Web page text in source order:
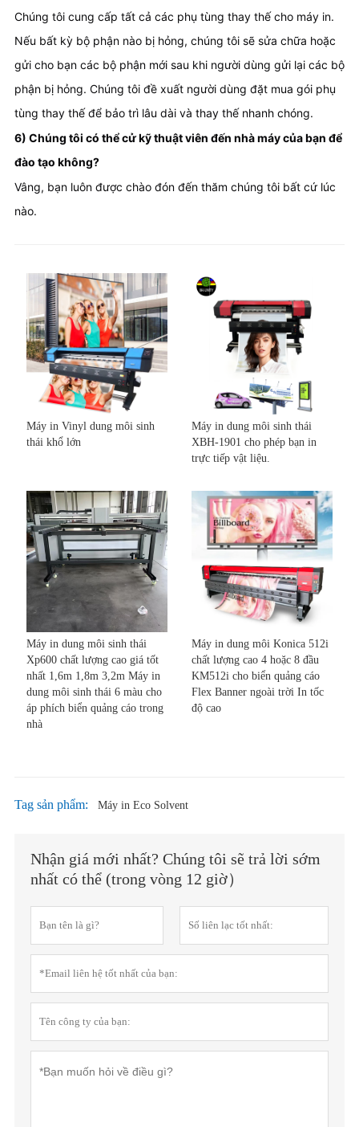
Chúng tôi cung cấp tất cả các phụ tùng thay thế cho máy in.
Nếu bất kỳ bộ phận nào bị hỏng, chúng tôi sẽ sửa chữa hoặc
gửi cho bạn các bộ phận mới sau khi người dùng gửi lại các bộ
phận bị hỏng. Chúng tôi đề xuất người dùng đặt mua gói phụ
tùng thay thế để bảo trì lâu dài và thay thế nhanh chóng.
6) Chúng tôi có thể cử kỹ thuật viên đến nhà máy của bạn để
đào tạo không?
Vâng, bạn luôn được chào đón đến thăm chúng tôi bất cứ lúc
nào.
Máy in Vinyl dung môi sinh
thái khổ lớn
Máy in dung môi sinh thái
XBH-1901 cho phép bạn in
trực tiếp vật liệu.
Máy in dung môi sinh thái
Xp600 chất lượng cao giá tốt
nhất 1,6m 1,8m 3,2m Máy in
dung môi sinh thái 6 màu cho
áp phích biển quảng cáo trong
nhà
Máy in dung môi Konica 512i
chất lượng cao 4 hoặc 8 đầu
KM512i cho biển quảng cáo
Flex Banner ngoài trời In tốc
độ cao
Tag sản phẩm: Máy in Eco Solvent
Nhận giá mới nhất? Chúng tôi sẽ trả lời sớm
nhất có thể (trong vòng 12 giờ）